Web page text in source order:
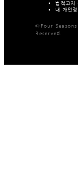
법적고지
내 개인
©Four
Reserved.